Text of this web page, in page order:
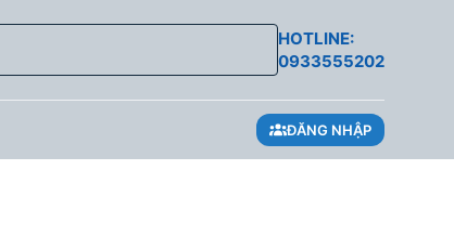
HOTLINE:
0933555202
ĐĂNG NHẬP